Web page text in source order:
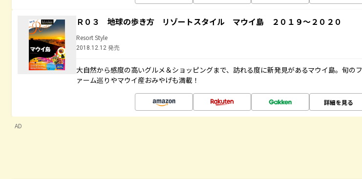
Ｒ０３ 地球の歩き方 リゾートスタイル マウイ島 ２０１９～２０２０
Resort Style
2018.12.12 発売
大自然から感度の高いグルメ＆ショッピングまで、訪れる度に新発見があるマウイ島。旬のフ
ァーム巡りやマウイ産おみやげも満載！
詳細を見る
AD